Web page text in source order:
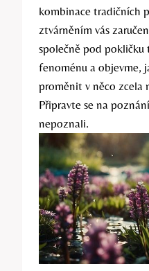
kombinace tradičních
ztvárněním vás
společně pod
fenoménu a objevme,
proměnit v něco zcela
Připravte se na
nepoznali.